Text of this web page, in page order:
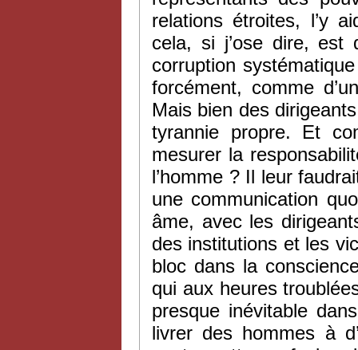
relations étroites, l’y
cela, si j’ose dire, est
corruption
forcément, comme
Mais bien des
tyrannie propre. Et
mesurer la
l’homme ? Il leur
une communication
âme, avec les
des institutions et les
bloc dans la
qui aux heures
presque inévitable
livrer des hommes à